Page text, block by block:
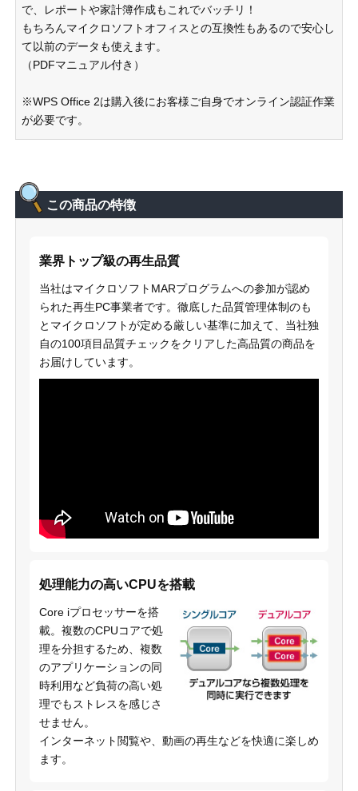
で、レポートや家計簿作成もこれでバッチリ！
もちろんマイクロソフトオフィスとの互換性もあるので安心し
て以前のデータも使えます。
（PDFマニュアル付き）
※WPS Office 2は購入後にお客様ご自身でオンライン認証作業
が必要です。
この商品の特徴
業界トップ級の再生品質
当社はマイクロソフトMARプログラムへの参加が認め
られた再生PC事業者です。徹底した品質管理体制のも
とマイクロソフトが定める厳しい基準に加えて、当社独
自の100項目品質チェックをクリアした高品質の商品を
お届けしています。
処理能力の高いCPUを搭載
Core iプロセッサーを搭
載。複数のCPUコアで処
理を分担するため、複数
のアプリケーションの同
時利用など負荷の高い処
理でもストレスを感じさ
せません。
インターネット閲覧や、動画の再生などを快適に楽しめ
ます。